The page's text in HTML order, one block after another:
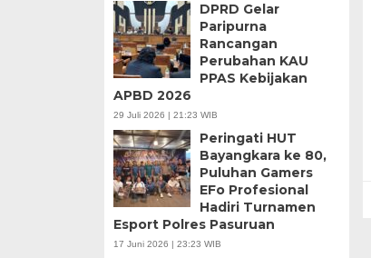
DPRD Gelar
Paripurna
Rancangan
Perubahan KAU
PPAS Kebijakan
APBD 2026
29 Juli 2026 | 21:23 WIB
Peringati HUT
Bayangkara ke 80,
Puluhan Gamers
EFo Profesional
Hadiri Turnamen
Esport Polres Pasuruan
17 Juni 2026 | 23:23 WIB